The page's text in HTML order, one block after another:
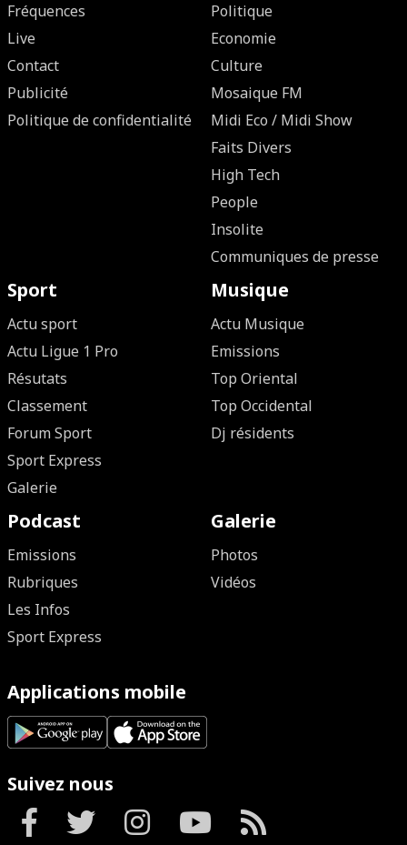
Fréquences
Live
Contact
Publicité
Politique de confidentialité
Politique
Economie
Culture
Mosaique FM
Midi Eco / Midi Show
Faits Divers
High Tech
People
Insolite
Communiques de presse
Sport
Actu sport
Actu Ligue 1 Pro
Résutats
Classement
Forum Sport
Sport Express
Galerie
Musique
Actu Musique
Emissions
Top Oriental
Top Occidental
Dj résidents
Podcast
Emissions
Rubriques
Les Infos
Sport Express
Galerie
Photos
Vidéos
Applications mobile
Suivez nous